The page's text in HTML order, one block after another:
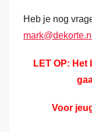
Heb je nog
mark@dekorte.nl
LET OP:
Voor